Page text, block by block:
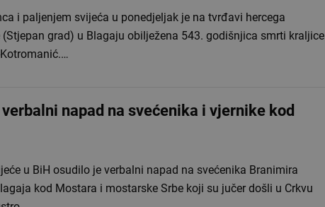
i paljenjem svijeća u ponedjeljak je na tvrđavi hercega
(Stjepan grad) u Blagaju obilježena 543. godišnjica smrti kraljice
napad na svećenika i vjernike kod
u BiH osudilo je verbalni napad na svećenika Branimira
kod Mostara i mostarske Srbe koji su jučer došli u Crkvu